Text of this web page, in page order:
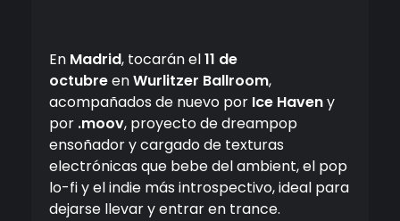
En Madrid, tocarán el11 de
octubreenWurlitzer Ballroom,
acompañados de nuevo por Ice Haveny
por .moov, proyecto de dreampop
ensoñador y cargado de texturas
electrónicas que bebe del ambient, el pop
lo-fi y el indie más introspectivo, ideal para
dejarse llevar y entrar en trance.